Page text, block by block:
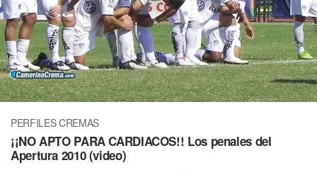
PERFILES CREMAS
¡¡NO APTO PARA CARDIACOS!! Los penales del
Apertura 2010 (video)